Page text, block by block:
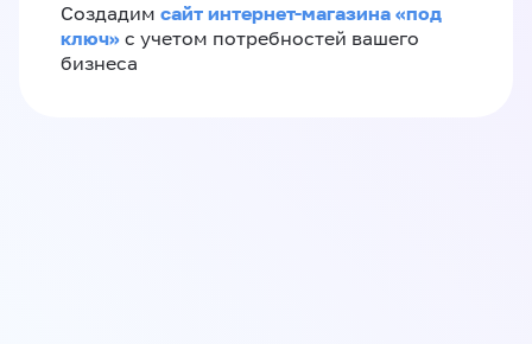
Создадим сайт интернет-магазина «под
ключ» с учетом потребностей вашего
бизнеса